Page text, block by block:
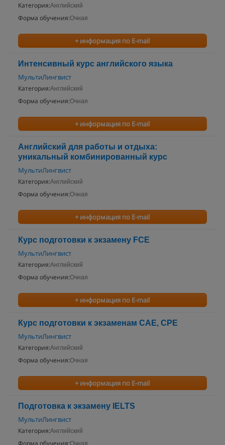
Категория:Английский
Форма обучения:Очная
+ информация по E-mail
Интенсивный курс английского языка
МультиЛингвист
Категория:Английский
Форма обучения:Очная
+ информация по E-mail
Английский для работы и отдыха:
уникальный комбинированный курс
МультиЛингвист
Категория:Английский
Форма обучения:Очная
+ информация по E-mail
Курс подготовки к экзамену FCE
МультиЛингвист
Категория:Английский
Форма обучения:Очная
+ информация по E-mail
Курс подготовки к экзаменам СAE, CPE
МультиЛингвист
Категория:Английский
Форма обучения:Очная
+ информация по E-mail
Подготовка к экзамену IELTS
МультиЛингвист
Категория:Английский
Форма обучения:Очная